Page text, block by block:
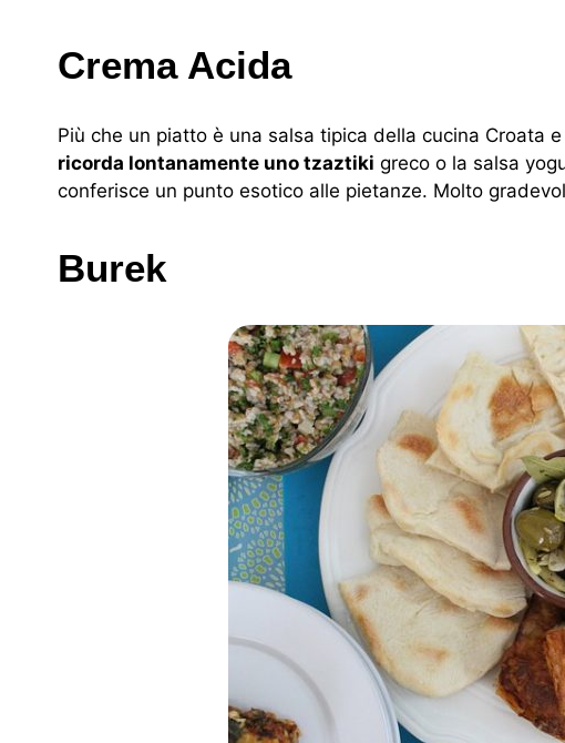
Crema Acida
Più che un piatto è una salsa tipica della cucina Croata
ricorda lontanamente uno tzaztiki greco o la salsa
conferisce un punto esotico alle pietanze. Molto
Burek